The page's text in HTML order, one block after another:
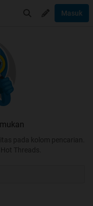
Masuk
pada kolom pencarian.
Threads.